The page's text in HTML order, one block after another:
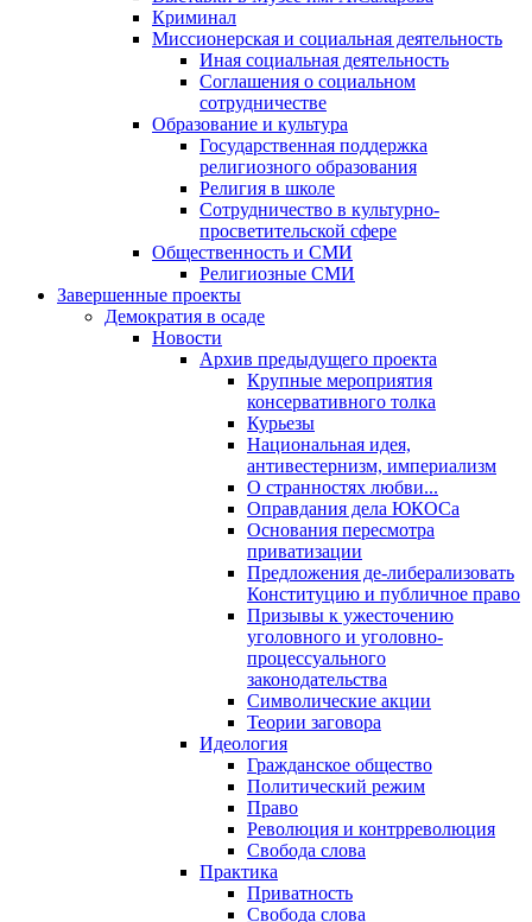
Криминал
Миссионерская и социальная деятельность
Иная социальная деятельность
Соглашения о социальном
сотрудничестве
Образование и культура
Государственная поддержка
религиозного образования
Религия в школе
Сотрудничество в культурно-
просветительской сфере
Общественность и СМИ
Религиозные СМИ
Завершенные проекты
Демократия в осаде
Новости
Архив предыдущего проекта
Крупные мероприятия
консервативного толка
Курьезы
Национальная идея,
антивестернизм, империализм
О странностях любви...
Оправдания дела ЮКОСа
Основания пересмотра
приватизации
Предложения де-либерализовать
Конституцию и публичное право
Призывы к ужесточению
уголовного и уголовно-
процессуального
законодательства
Символические акции
Теории заговора
Идеология
Гражданское общество
Политический режим
Право
Революция и контрреволюция
Свобода слова
Практика
Приватность
Свобода слова